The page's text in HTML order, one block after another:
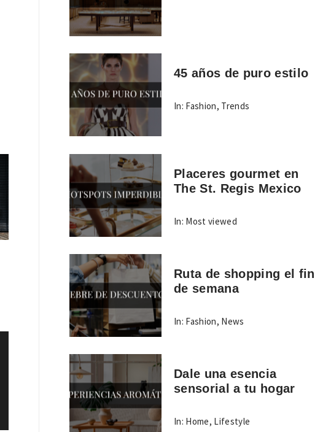
45 años de puro estilo
In: Fashion, Trends
Placeres gourmet en
The St. Regis Mexico
In: Most viewed
Ruta de shopping el fin
de semana
In: Fashion, News
Dale una esencia
sensorial a tu hogar
In: Home, Lifestyle